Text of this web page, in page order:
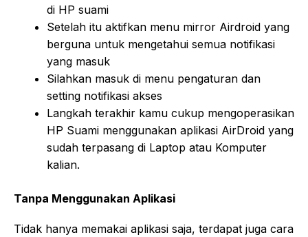
di HP suami
Setelah itu aktifkan menu mirror Airdroid yang
berguna untuk mengetahui semua notifikasi
yang masuk
Silahkan masuk di menu pengaturan dan
setting notifikasi akses
Langkah terakhir kamu cukup mengoperasikan
HP Suami menggunakan aplikasi AirDroid yang
sudah terpasang di Laptop atau Komputer
kalian.
Tanpa Menggunakan Aplikasi
Tidak hanya memakai aplikasi saja, terdapat juga cara